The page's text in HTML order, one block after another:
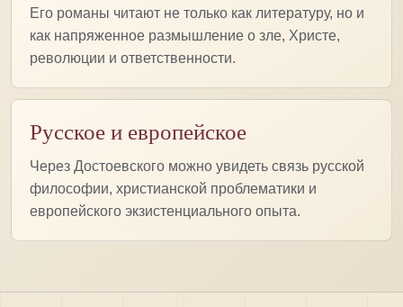
Его романы читают не только как литературу, но и
как напряженное размышление о зле, Христе,
революции и ответственности.
Русское и европейское
Через Достоевского можно увидеть связь русской
философии, христианской проблематики и
европейского экзистенциального опыта.